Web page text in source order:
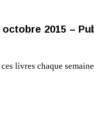
octobre 2015 –
livres chaque